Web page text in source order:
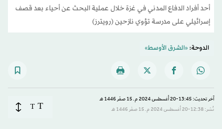
أحد أفراد الدفاع المدني في غزة خلال عملية البحث عن أحياء بعد قصف
إسرائيلي على مدرسة تؤوي نازحين (رويترز)
الدوحة:«الشرق الأوسط»
آخر تحديث: 13:45-20 أغسطس 2024 م ـ 15 صفَر 1446 هـ
نُشر: 12:38-20 أغسطس 2024 م ـ 15 صفَر 1446 هـ
T
T